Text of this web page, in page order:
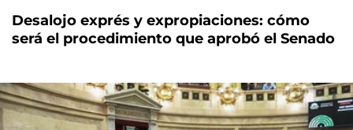
Desalojo exprés y expropiaciones: cómo
será el procedimiento que aprobó el Senado